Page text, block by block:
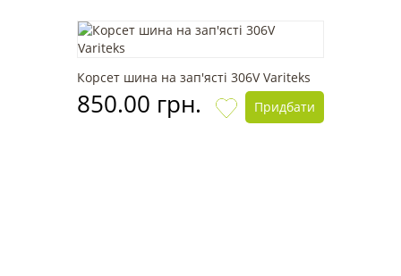
Корсет шина на зап'ясті 306V Variteks
850.00 грн. Придбати